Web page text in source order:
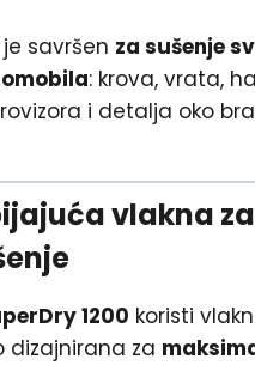
savršen za sušenje
: krova, vrata,
i detalja oko
vlakna za
1200 koristi
dizajnirana za